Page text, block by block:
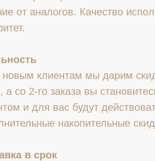
от аналогов. Качество
клиентам мы дарим
а со 2-го заказа вы
и для вас будут
накопительные
в срок